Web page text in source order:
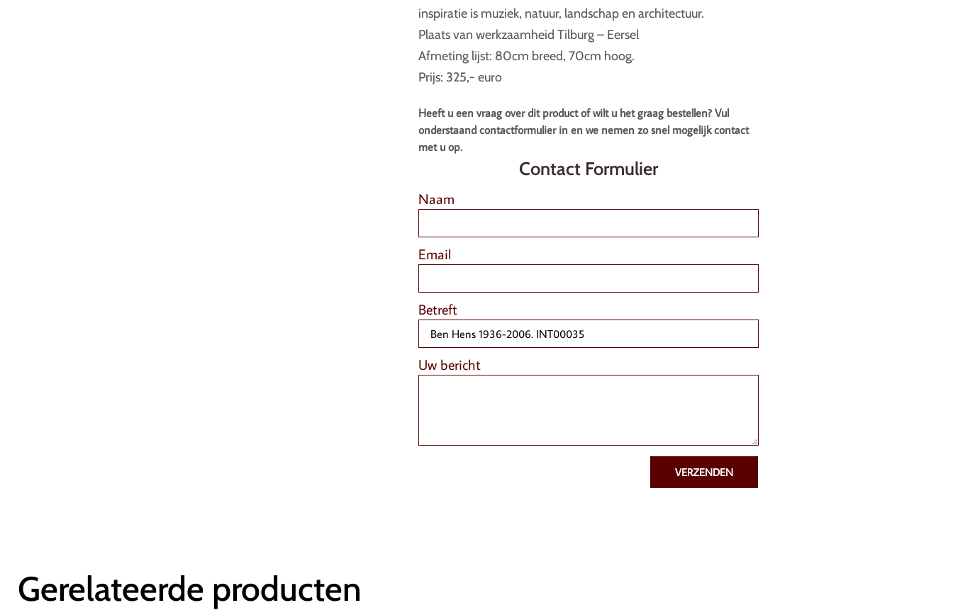
inspiratie is muziek, natuur, landschap en architectuur.
Plaats van werkzaamheid Tilburg – Eersel
Afmeting lijst: 80cm breed, 70cm hoog.
Prijs: 325,- euro
Heeft u een vraag over dit product of wilt u het graag bestellen? Vul
onderstaand contactformulier in en we nemen zo snel mogelijk contact
met u op.
Contact Formulier
Naam
Email
Betreft
Uw bericht
VERZENDEN
Gerelateerde producten